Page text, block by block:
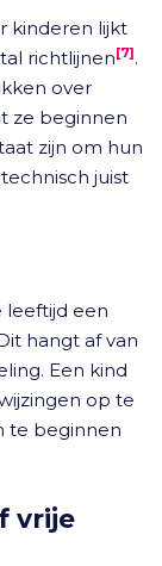
kinderen lijkt
richtlijnen[7].
over
ze beginnen
zijn om hun
juist
leeftijd een
hangt af van
Een kind
op te
te beginnen
vrije